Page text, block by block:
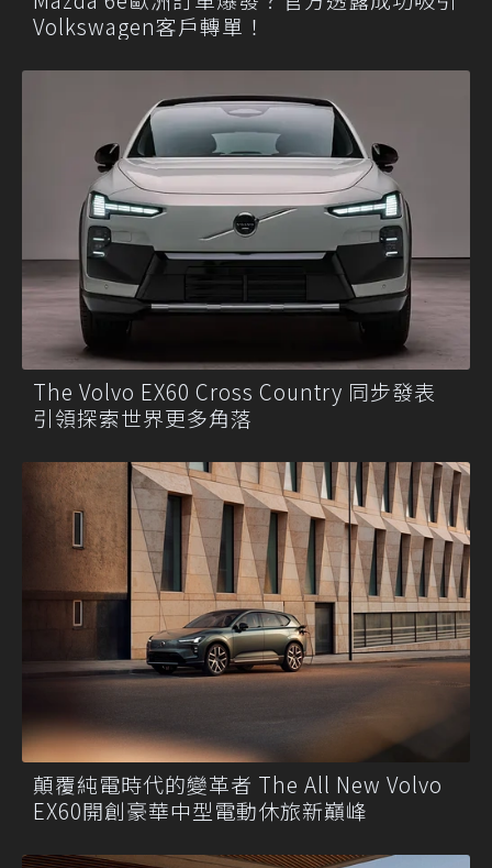
Volkswagen客戶轉單！
The Volvo EX60 Cross Country 同步發表
引領探索世界更多角落
顛覆純電時代的變革者 The All New Volvo
EX60開創豪華中型電動休旅新巔峰